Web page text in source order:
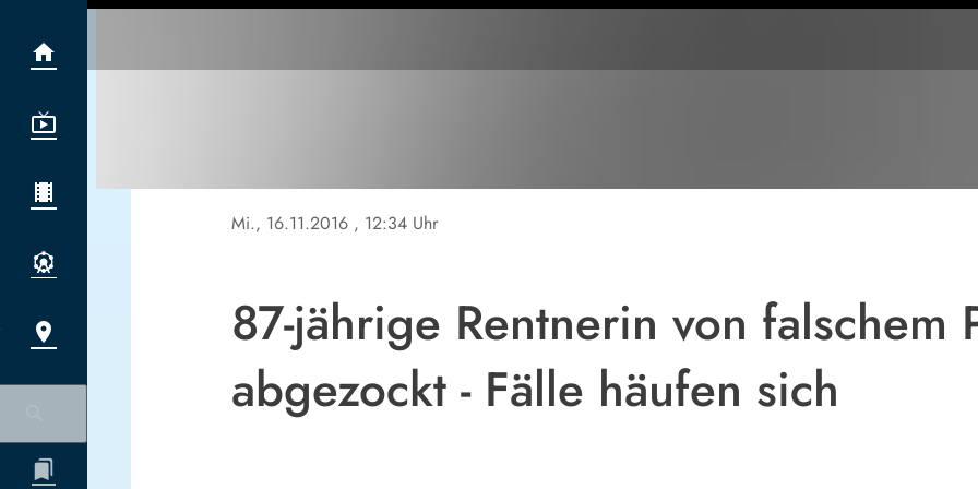
Mi., 16.11.2016 , 12:34 Uhr
87-jährige Rentnerin von falschem
abgezockt - Fälle häufen sich